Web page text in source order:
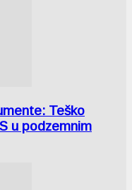
Teško
u podzemnim